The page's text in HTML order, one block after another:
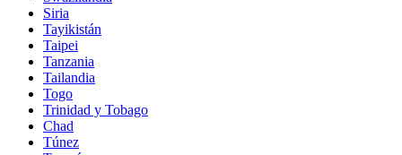
Siria
Tayikistán
Taipei
Tanzania
Tailandia
Togo
Trinidad y Tobago
Chad
Túnez